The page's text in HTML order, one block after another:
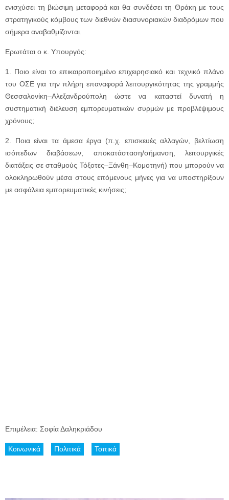
ενισχύσει τη βιώσιμη μεταφορά και θα συνδέσει τη Θράκη με τους
στρατηγικούς κόμβους των διεθνών διασυνοριακών διαδρόμων που
σήμερα αναβαθμίζονται.
Ερωτάται ο κ. Υπουργός:
1. Ποιο είναι το επικαιροποιημένο επιχειρησιακό και τεχνικό πλάνο
του ΟΣΕ για την πλήρη επαναφορά λειτουργικότητας της γραμμής
Θεσσαλονίκη–Αλεξανδρούπολη ώστε να καταστεί δυνατή η
συστηματική διέλευση εμπορευματικών συρμών με προβλέψιμους
χρόνους;
2. Ποια είναι τα άμεσα έργα (π.χ. επισκευές αλλαγών, βελτίωση
ισόπεδων διαβάσεων, αποκατάσταση/σήμανση, λειτουργικές
διατάξεις σε σταθμούς Τόξοτες–Ξάνθη–Κομοτηνή) που μπορούν να
ολοκληρωθούν μέσα στους επόμενους μήνες για να υποστηρίξουν
με ασφάλεια εμπορευματικές κινήσεις;
Επιμέλεια: Σοφία Δαληκριάδου
Κοινωνικά Πολιτικά Τοπικά